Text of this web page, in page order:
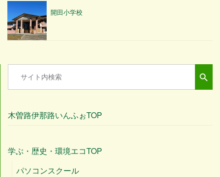
開田小学校
Search Search Button
木曽路伊那路いんふぉTOP
学ぶ・歴史・環境エコTOP
パソコンスクール